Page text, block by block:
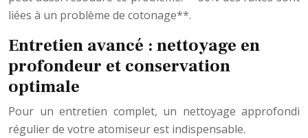
liées à un problème de cotonage**.
Entretien avancé : nettoyage en
profondeur et conservation
optimale
Pour un entretien complet, un nettoyage approfondi
régulier de votre atomiseur est indispensable.